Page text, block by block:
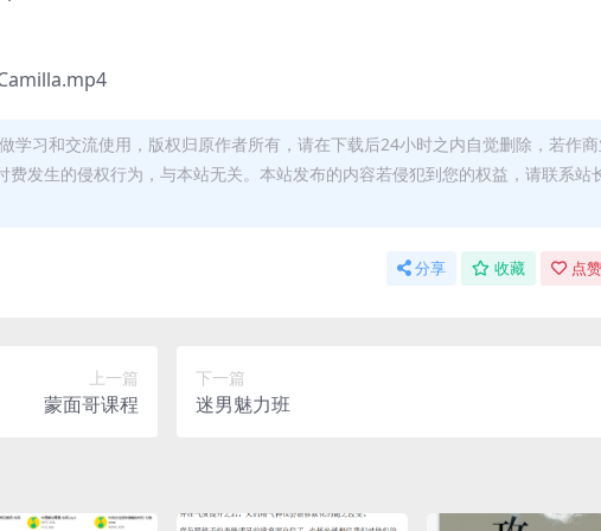
学习和交流使用，版权归原作者所有，请在下载后24小时之内自觉删除，若作
费发生的侵权行为，与本站无关。本站发布的内容若侵犯到您的权益，请联系站
分享 收藏 点
上一篇
蒙面哥课程
下一篇
迷男魅力班